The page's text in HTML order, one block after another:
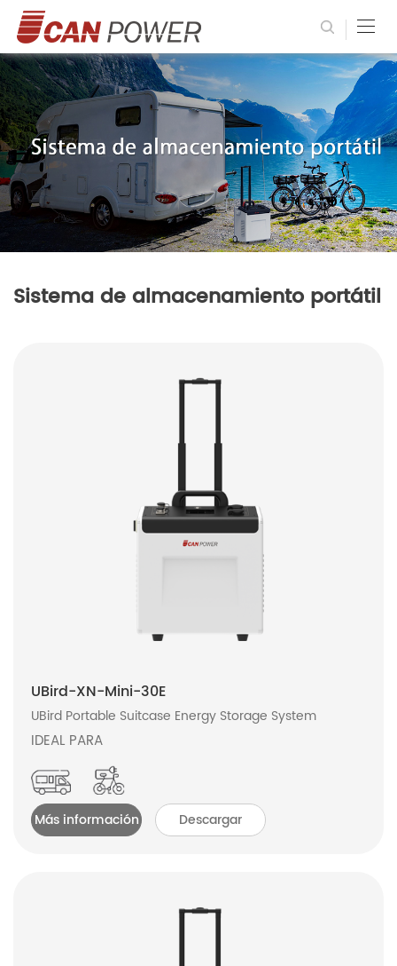
Sistema de almacenamiento portátil
UBird-XN-Mini-30E
UBird Portable Suitcase Energy Storage System
IDEAL PARA
Más información Descargar